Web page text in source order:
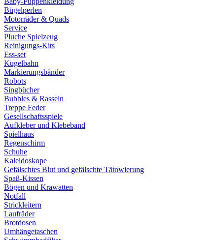
Bügelperlen
Motorräder & Quads
Service
Pluche Spielzeug
Reinigungs-Kits
Ess-set
Kugelbahn
Markierungsbänder
Robots
Singbücher
Bubbles & Rasseln
Treppe Feder
Gesellschaftsspiele
Aufkleber und Klebeband
Spielhaus
Regenschirm
Schuhe
Kaleidoskope
Gefälschtes Blut und gefälschte Tätowierung
Spaß-Kissen
Bögen und Krawatten
Notfall
Strickleitern
Laufräder
Brotdosen
Umhängetaschen